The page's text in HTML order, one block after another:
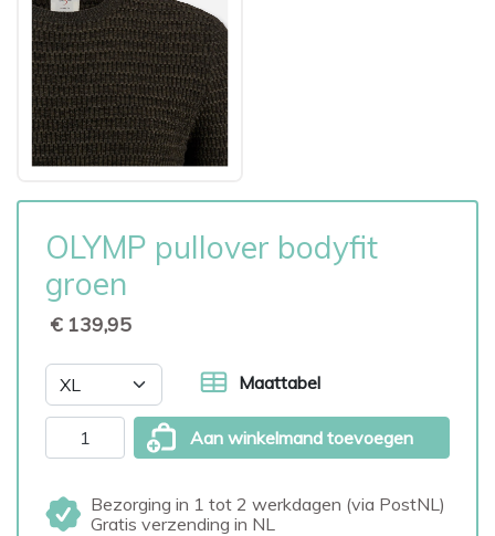
OLYMP pullover bodyfit
groen
€ 139,95
Maattabel
Aan winkelmand toevoegen
Bezorging in 1 tot 2 werkdagen (via PostNL)
Gratis verzending in NL